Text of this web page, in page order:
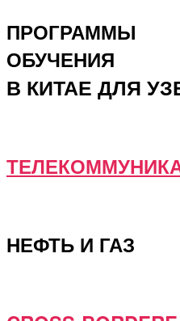
ПРОГРАММЫ
ОБУЧЕНИЯ
В КИТАЕ ДЛЯ
НЕФТЬ И ГАЗ